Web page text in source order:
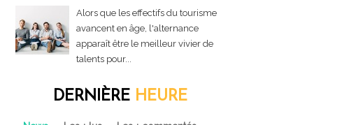
Alors que les effectifs du tourisme
avancent en âge, l'alternance
apparaît être le meilleur vivier de
talents pour...
DERNIÈRE HEURE